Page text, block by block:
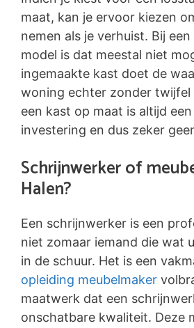
maat, kan je ervoor kiezen
nemen als je verhuist. Bij
model is dat meestal niet
ingemaakte kast doet de
woning echter zonder twijfel
een kast op maat is altijd
investering en dus zeker
Schrijnwerker of
Halen?
Een schrijnwerker is een
niet zomaar iemand die wat
in de schuur. Het is een
opleiding meubelmaker
maatwerk dat een
onschatbare kwaliteit. Deze